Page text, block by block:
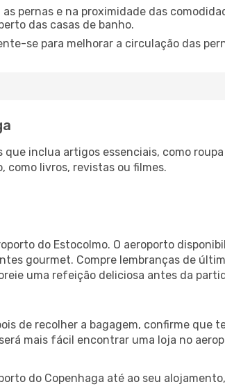
as pernas e na proximidade das
das casas de banho.
se para melhorar a circulação das
inclua artigos essenciais, como
como livros, revistas ou filmes.
do Estocolmo. O aeroporto
gourmet. Compre lembranças de
uma refeição deliciosa antes da
de recolher a bagagem, confirme que
mais fácil encontrar uma loja no
do Copenhaga até ao seu